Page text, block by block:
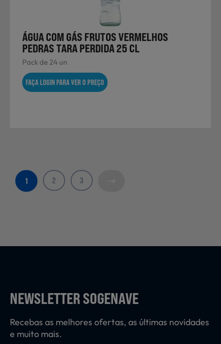
ÁGUA COM GÁS FRUTOS VERMELHOS
PEDRAS TARA PERDIDA 25 CL
Pack de 24 un
FAÇA LOGIN PARA VER O PREÇO
1 2 3
NEWSLETTER SOGENAVE
Recebas as melhores ofertas, as últimas novidades
e muito mais.